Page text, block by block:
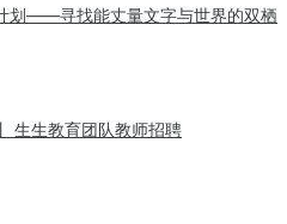
划——寻找能丈量文字与世界的双栖
生生教育团队教师招聘